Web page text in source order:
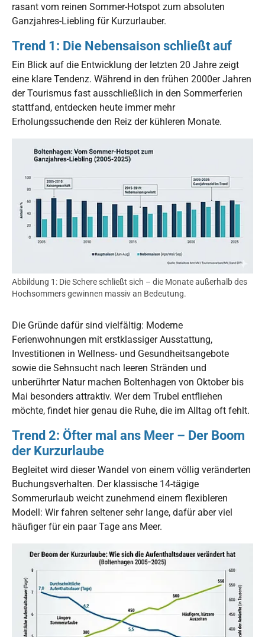
rasant vom reinen Sommer-Hotspot zum absoluten
Ganzjahres-Liebling für Kurzurlauber.
Trend 1: Die Nebensaison schließt auf
Ein Blick auf die Entwicklung der letzten 20 Jahre zeigt
eine klare Tendenz. Während in den frühen 2000er Jahren
der Tourismus fast ausschließlich in den Sommerferien
stattfand, entdecken heute immer mehr
Erholungssuchende den Reiz der kühleren Monate.
Abbildung 1: Die Schere schließt sich – die Monate außerhalb des
Hochsommers gewinnen massiv an Bedeutung.
Die Gründe dafür sind vielfältig: Moderne
Ferienwohnungen mit erstklassiger Ausstattung,
Investitionen in Wellness- und Gesundheitsangebote
sowie die Sehnsucht nach leeren Stränden und
unberührter Natur machen Boltenhagen von Oktober bis
Mai besonders attraktiv. Wer dem Trubel entfliehen
möchte, findet hier genau die Ruhe, die im Alltag oft fehlt.
Trend 2: Öfter mal ans Meer – Der Boom
der Kurzurlaube
Begleitet wird dieser Wandel von einem völlig veränderten
Buchungsverhalten. Der klassische 14-tägige
Sommerurlaub weicht zunehmend einem flexibleren
Modell: Wir fahren seltener sehr lange, dafür aber viel
häufiger für ein paar Tage ans Meer.